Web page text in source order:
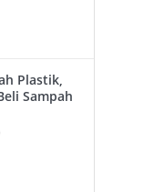
Plastik,
Sampah